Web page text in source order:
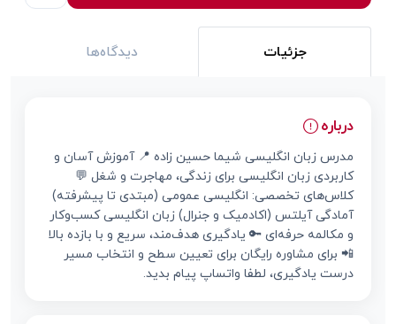
جزئیات دیدگاه‌ها
درباره
مدرس زبان انگلیسی شیما حسین زاده 📍 آموزش آسان و
کاربردی زبان انگلیسی برای زندگی، مهاجرت و شغل 💬
کلاس‌های تخصصی: انگلیسی عمومی (مبتدی تا پیشرفته)
آمادگی آیلتس (اکادمیک و جنرال) زبان انگلیسی کسب‌وکار
و مکالمه حرفه‌ای 🔑 یادگیری هدف‌مند، سریع و با بازده بالا
📲 برای مشاوره رایگان برای تعیین سطح و انتخاب مسیر
درست یادگیری، لطفا واتساپ پیام بدید.